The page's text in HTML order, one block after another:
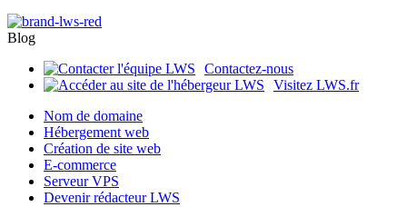
Blog
Contactez-nous
Visitez LWS.fr
Nom de domaine
Hébergement web
Création de site web
E-commerce
Serveur VPS
Devenir rédacteur LWS